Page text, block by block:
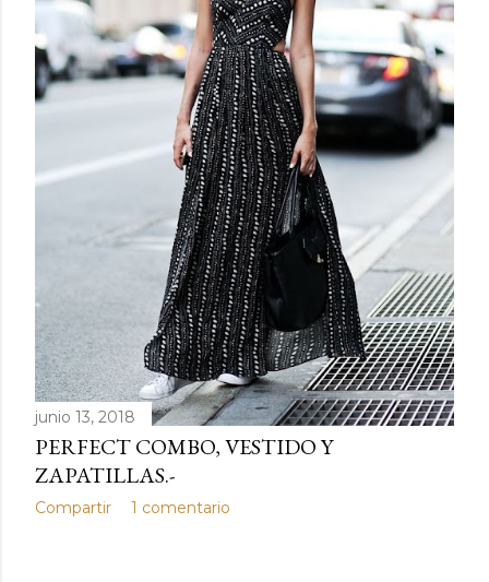
junio 13, 2018
PERFECT COMBO, VESTIDO Y
ZAPATILLAS.-
Compartir 1 comentario